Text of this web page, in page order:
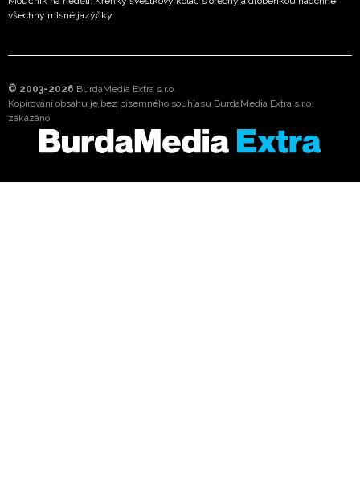
všechny mlsné jazýčky
© 2003-2026 BurdaMedia Extra s.r.o.
Kopírování obsahu je bez písemného souhlasu BurdaMedia Extra s.r.o.
zakázáno